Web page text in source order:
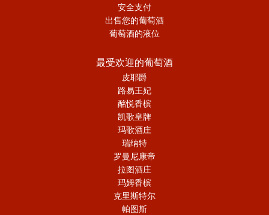
安全支付
出售您的葡萄酒
葡萄酒的液位
最受欢迎的葡萄酒
皮耶爵
路易王妃
酩悦香槟
凯歌皇牌
玛歌酒庄
瑞纳特
罗曼尼康帝
拉图酒庄
玛姆香槟
克里斯特尔
帕图斯